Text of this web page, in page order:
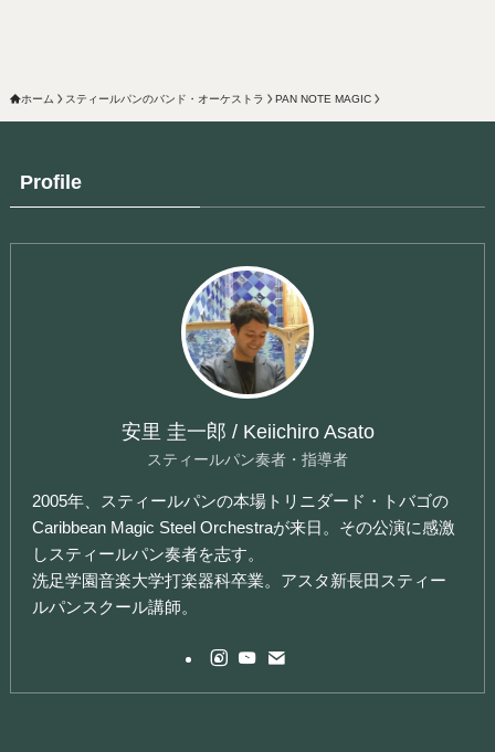
ホーム スティールパンのバンド・オーケストラ PAN NOTE MAGIC
Profile
安里 圭一郎 / Keiichiro Asato
スティールパン奏者・指導者
2005年、スティールパンの本場トリニダード・トバゴの
Caribbean Magic Steel Orchestraが来日。その公演に感激
しスティールパン奏者を志す。
洗足学園音楽大学打楽器科卒業。アスタ新長田スティー
ルパンスクール講師。